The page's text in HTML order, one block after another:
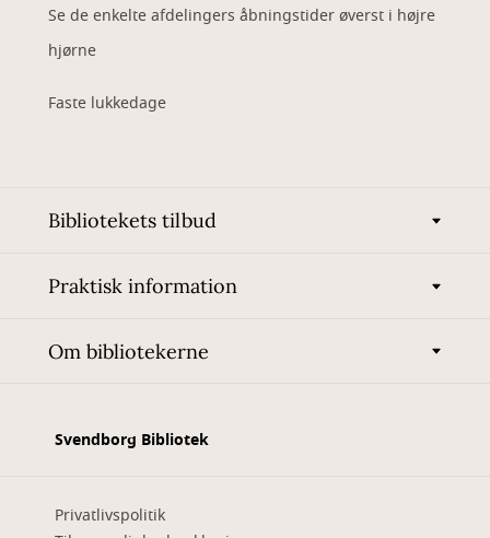
Se de enkelte afdelingers åbningstider øverst i højre
hjørne
Faste lukkedage
Bibliotekets tilbud
Praktisk information
Om bibliotekerne
Svendborg Bibliotek
Privatlivspolitik